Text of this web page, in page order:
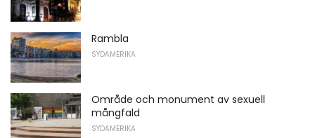
Rambla
SYDAMERIKA
Område och monument av sexuell
mångfald
SYDAMERIKA